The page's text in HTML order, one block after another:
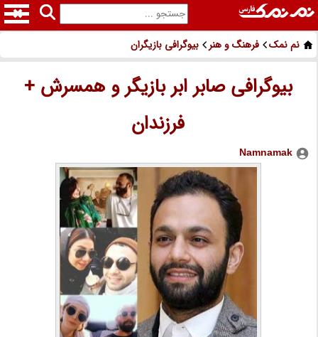
نم نمک فرهنگ و هنر بیوگرافی بازیگران
بیوگرافی صابر ابر بازیگر و همسرش +
فرزندان
Namnamak